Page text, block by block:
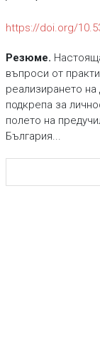
https://doi.org/
Резюме.
въпроси от
реализирането
подкрепа за
полето на
България...